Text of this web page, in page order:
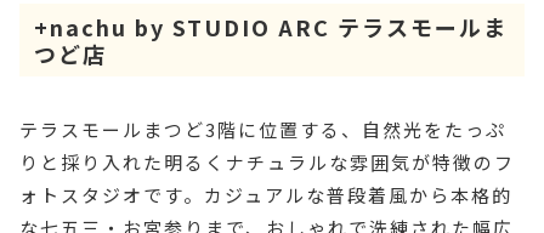
+nachu by STUDIO ARC テラスモールま
つど店
テラスモールまつど3階に位置する、自然光をたっぷ
りと採り入れた明るくナチュラルな雰囲気が特徴のフ
ォトスタジオです。カジュアルな普段着風から本格的
な七五三・お宮参りまで、おしゃれで洗練された幅広